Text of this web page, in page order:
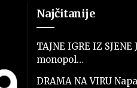
Najčitanije
TAJNE IGRE IZ
monopol…
DRAMA NA VIRU